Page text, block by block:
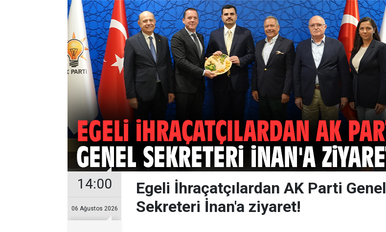
14:00
06 Ağustos 2026
Egeli İhraçatçılardan AK Parti Genel
Sekreteri İnan'a ziyaret!